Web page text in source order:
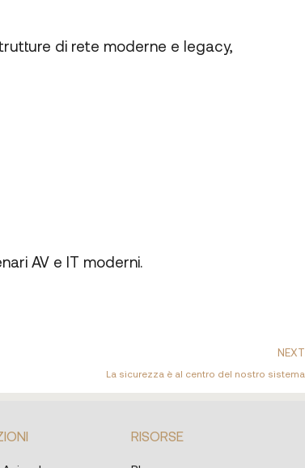
di rete moderne e legacy,
AV e IT moderni.
NEXT
La sicurezza è al centro del nostro sistema
RISORSE